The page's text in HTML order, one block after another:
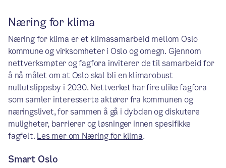
Næring for klima
Næring for klima er et klimasamarbeid mellom Oslo
kommune og virksomheter i Oslo og omegn. Gjennom
nettverksmøter og fagfora inviterer de til samarbeid for
å nå målet om at Oslo skal bli en klimarobust
nullutslippsby i 2030. Nettverket har fire ulike fagfora
som samler interesserte aktører fra kommunen og
næringslivet, for sammen å gå i dybden og diskutere
muligheter, barrierer og løsninger innen spesifikke
fagfelt. Les mer om Næring for klima.
Smart Oslo